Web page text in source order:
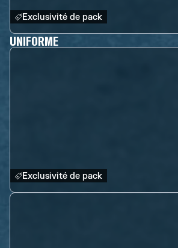
Exclusivité de pack
UNIFORME
Exclusivité de pack